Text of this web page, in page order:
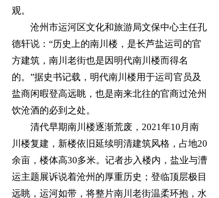
观。
沧州市运河区文化和旅游局文保中心主任孔
德轩说：“历史上的南川楼，是长芦盐运司的官
方建筑，南川老街也是因明代南川楼而得名
的。”据史书记载，明代南川楼用于运司官员及
盐商闲暇登高远眺，也是南来北往的官商过沧州
饮沧酒的必到之处。
清代早期南川楼逐渐荒废，2021年10月南
川楼复建，新楼依旧延续明清建筑风格，占地20
余亩，楼体高30多米。记者步入楼内，盐业与漕
运主题展诉说着沧州的厚重历史；登临顶层极目
远眺，运河如带，将整片南川老街温柔环抱，水